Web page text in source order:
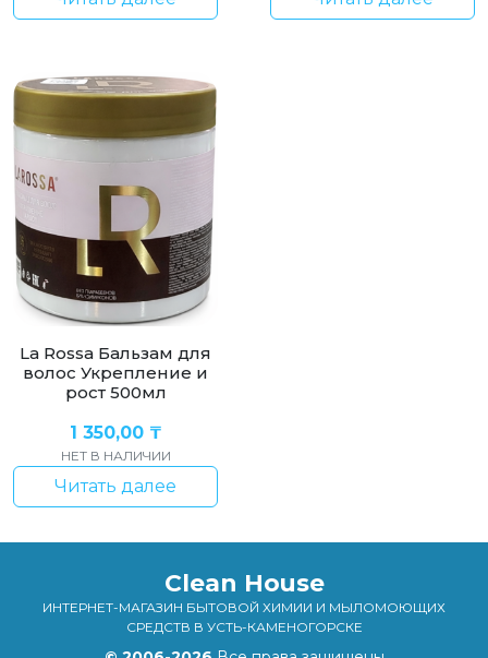
La Rossa Бальзам для
волос Укрепление и
рост 500мл
1 350,00 ₸
НЕТ В НАЛИЧИИ
Читать далее
Clean House
ИНТЕРНЕТ-МАГАЗИН БЫТОВОЙ ХИМИИ И МЫЛОМОЮЩИХ
СРЕДСТВ В УСТЬ-КАМЕНОГОРСКЕ